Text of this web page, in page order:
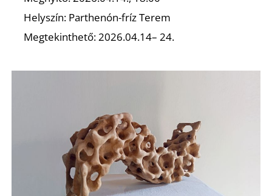
Helyszín: Parthenón-fríz Terem
Megtekinthető: 2026.04.14– 24.